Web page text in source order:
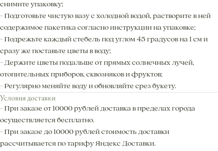
снимите упаковку;
- Подготовьте чистую вазу с холодной водой, растворите в ней
содержимое пакетика согласно инструкции на упаковке;
- Подрежьте каждый стебель под углом 45 градусов на 1 см и
сразу же поставьте цветы в воду;
- Держите цветы подальше от прямых солнечных лучей,
отопительных приборов, сквозняков и фруктов;
- Регулярно меняйте воду и обновляйте срез букету.
Условия доставки
- При заказе от 10000 рублей доставка в пределах города
осуществляется бесплатно.
- При заказе до 10000 рублей стоимость доставки
рассчитывается по тарифу Яндекс Доставки.
Контакты